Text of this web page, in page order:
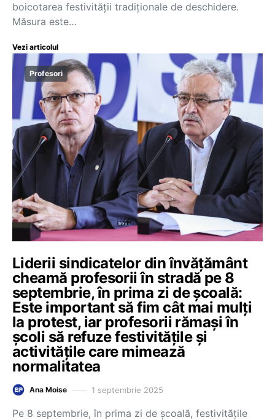
boicotarea festivității tradiționale de deschidere.
Măsura este…
Vezi articolul
Profesori
Liderii sindicatelor din învățământ
cheamă profesorii în stradă pe 8
septembrie, în prima zi de școală:
Este important să fim cât mai mulți
la protest, iar profesorii rămași în
școli să refuze festivitățile și
activitățile care mimează
normalitatea
Ana Moise 1 septembrie 2025
Pe 8 septembrie, în prima zi de școală, festivitățile